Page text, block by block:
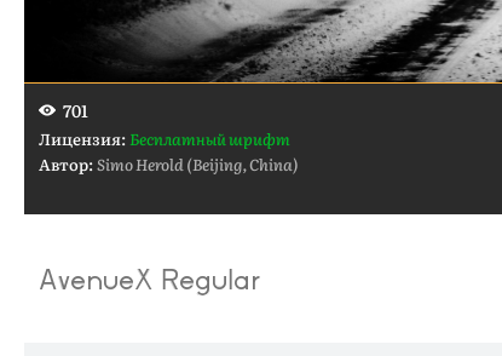
701
Лицензия: Бесплатный шрифт
Автор:Simo Herold (Beijing, China)